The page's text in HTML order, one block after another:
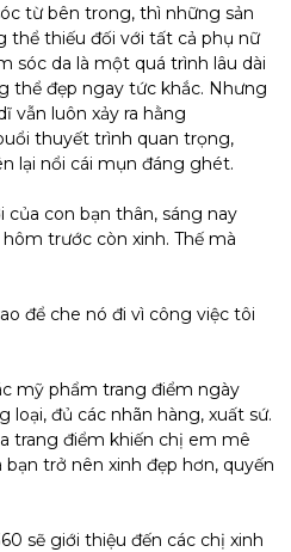
từ bên trong, thì những sản
thể thiếu đối với tất cả phụ nữ
sóc da là một quá trình lâu dài
thể đẹp ngay tức khắc. Nhưng
vẫn luôn xảy ra hằng
thuyết trình quan trọng,
lại nổi cái mụn đáng ghét.
con bạn thân, sáng nay
trước còn xinh. Thế mà
để che nó đi vì công việc tôi
mỹ phẩm trang điểm ngày
loại, đủ các nhãn hàng, xuất sứ.
trang điểm khiến chị em mê
trở nên xinh đẹp hơn, quyến
sẽ giới thiệu đến các chị xinh